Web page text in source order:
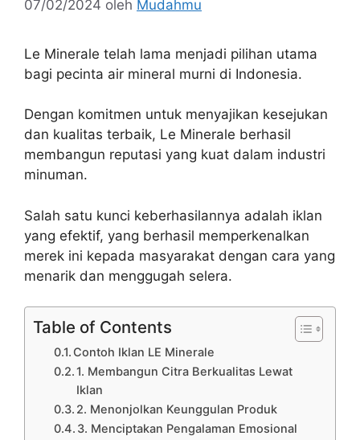
07/02/2024 oleh Mudahmu
Le Minerale telah lama menjadi pilihan utama
bagi pecinta air mineral murni di Indonesia.
Dengan komitmen untuk menyajikan kesejukan
dan kualitas terbaik, Le Minerale berhasil
membangun reputasi yang kuat dalam industri
minuman.
Salah satu kunci keberhasilannya adalah iklan
yang efektif, yang berhasil memperkenalkan
merek ini kepada masyarakat dengan cara yang
menarik dan menggugah selera.
Table of Contents
Contoh Iklan LE Minerale
1. Membangun Citra Berkualitas Lewat
Iklan
2. Menonjolkan Keunggulan Produk
3. Menciptakan Pengalaman Emosional